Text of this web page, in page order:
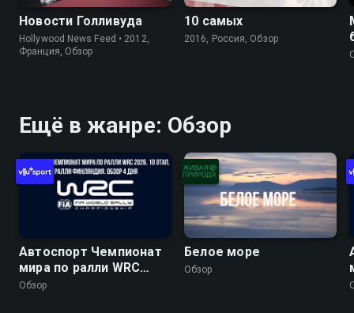
Новости Голливуда
Hollywood News Feed • 2012,
Франция, Обзор
10 самых
2016, Россия, Обзор
Ещё в жанре: Обзор
Автоспорт Чемпионат
мира по ралли WRC
2026. 10 этап. Ралли
Обзор
Белое море
Обзор